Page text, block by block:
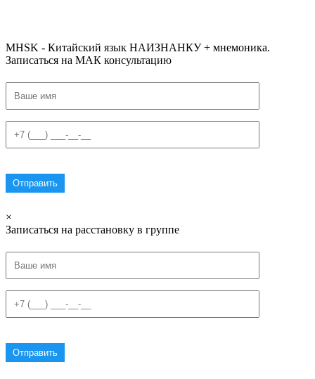
MHSK - Китайский язык НАИЗНАНКУ + мнемоника.
Записаться на МАК консультацию
×
Записаться на расстановку в группе